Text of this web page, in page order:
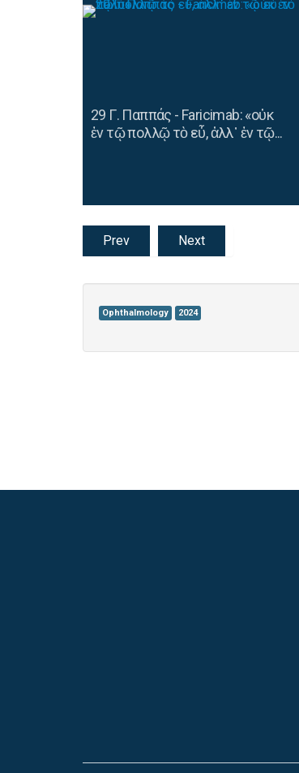
29 Γ. Παππάς - Faricimab: «οὐκ
ἐν τῷ πολλῷ τὸ εὖ, ἀλλ᾿ ἐν τῷ...
Prev Next
Ophthalmology 2024